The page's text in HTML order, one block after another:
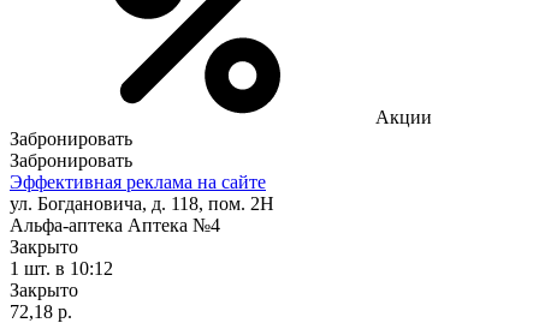
Акции
Забронировать
Забронировать
Эффективная реклама на сайте
ул. Богдановича, д. 118, пом. 2Н
Альфа-аптека Аптека №4
Закрыто
1 шт. в 10:12
Закрыто
72,18 р.